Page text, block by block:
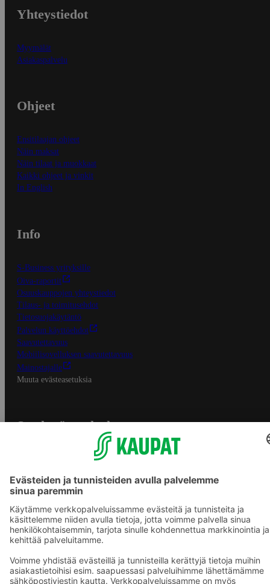
Yhteystiedot
Myymälät
Asiakaspalvelu
Ohjeet
Ensitilaajan ohjeet
Näin maksat
Näin tilaat ja muokkaat
Kaikki ohjeet ja vinkit
In English
Info
S-Business yrityksille
Oiva-raportit
Osuuskauppojen yhteystiedot
Tilaus- ja toimitusehdot
Tietosuojakäytäntö
Palvelun käyttöehdot
Saavutettavuus
Mobiilisovelluksen saavutettavuus
Mainostajalle
Muuta evästeasetuksia
S-ryhmän palvelut
Yhteishyvä Ruoka -sovellus
Prisma.fi
Sokos.fi
S-Pankki
Sokos Hotels
Raflaamo